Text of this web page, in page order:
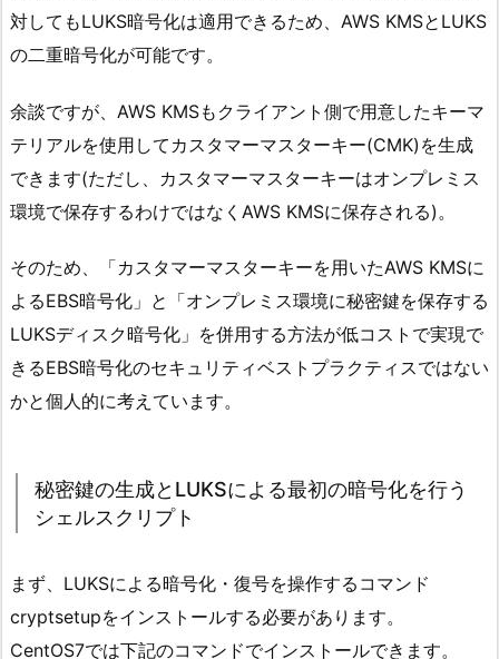
対してもLUKS暗号化は適用できるため、AWS KMSとLUKS
の二重暗号化が可能です。
余談ですが、AWS KMSもクライアント側で用意したキーマ
テリアルを使用してカスタマーマスターキー(CMK)を生成
できます(ただし、カスタマーマスターキーはオンプレミス
環境で保存するわけではなくAWS KMSに保存される)。
そのため、「カスタマーマスターキーを用いたAWS KMSに
よるEBS暗号化」と「オンプレミス環境に秘密鍵を保存する
LUKSディスク暗号化」を併用する方法が低コストで実現で
きるEBS暗号化のセキュリティベストプラクティスではない
かと個人的に考えています。
秘密鍵の生成とLUKSによる最初の暗号化を行う
シェルスクリプト
まず、LUKSによる暗号化・復号を操作するコマンド
cryptsetupをインストールする必要があります。
CentOS7では下記のコマンドでインストールできます。